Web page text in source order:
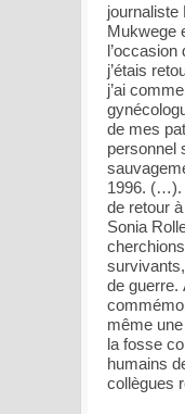
journaliste
Mukwege
j’étais
j’ai
de mes
personnel
1996. (…).
de retour
Sonia
de guerre.
même
la fosse
humains
collègues